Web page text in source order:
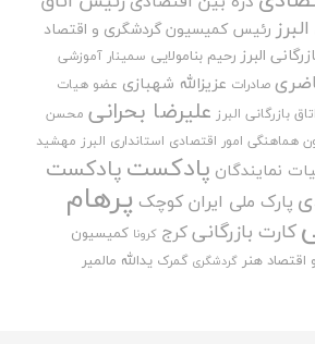
رئیس کمیسیون گردشگری و اقتصاد
البرز رحیم بنامولایی سمینار آموزشی
صادرات عزیزالله شهبازی عضو هیات
بازرگانی البرز علیرضا بحرانی محسن
هماهنگی امور اقتصادی استانداری البرز مهشید
نمایندگان پادکستپادکست
پارک ملی ایران کوچک پرهام
کارت بازرگانیکرج کرونا کمیسیون
هنر گردشگری گمرک یدالله مالمیر